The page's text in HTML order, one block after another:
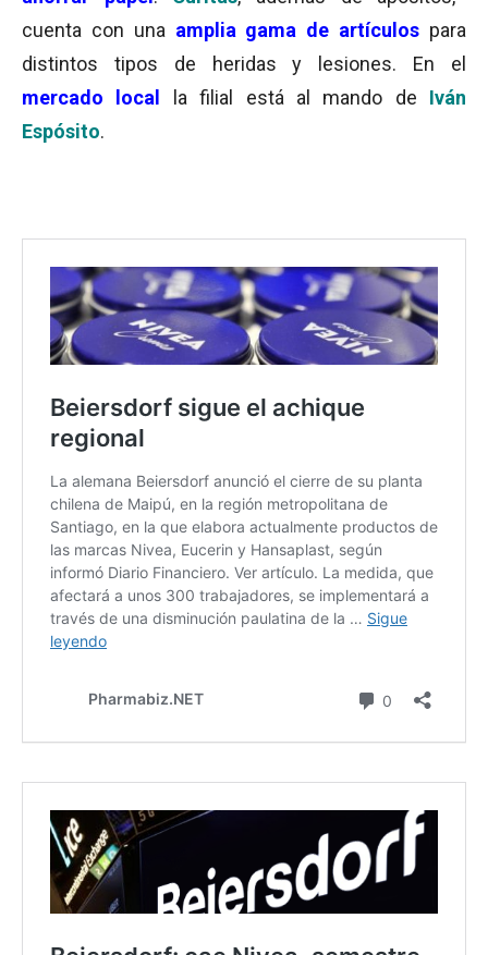
cuenta con una amplia gama de artículos para
distintos tipos de heridas y lesiones. En el
mercado local
la filial está al mando de Iván
Espósito.